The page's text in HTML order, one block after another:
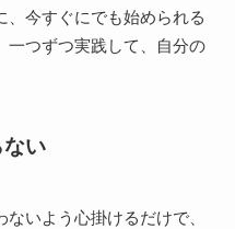
、今すぐにでも始められる
一つずつ実践して、自分の
い
いよう心掛けるだけで、